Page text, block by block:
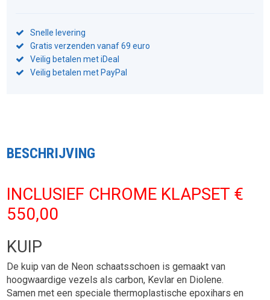
Snelle levering
Gratis verzenden vanaf 69 euro
Veilig betalen met iDeal
Veilig betalen met PayPal
BESCHRIJVING
INCLUSIEF CHROME KLAPSET €
550,00
KUIP
De kuip van de Neon schaatsschoen is gemaakt van
hoogwaardige vezels als carbon, Kevlar en Diolene.
Samen met een speciale thermoplastische epoxihars en